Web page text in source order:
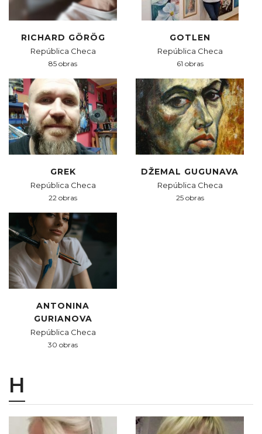
RICHARD GÖRÖG
República Checa
85 obras
GOTLEN
República Checa
61 obras
GREK
República Checa
22 obras
DŽEMAL GUGUNAVA
República Checa
25 obras
ANTONINA
GURIANOVA
República Checa
30 obras
H